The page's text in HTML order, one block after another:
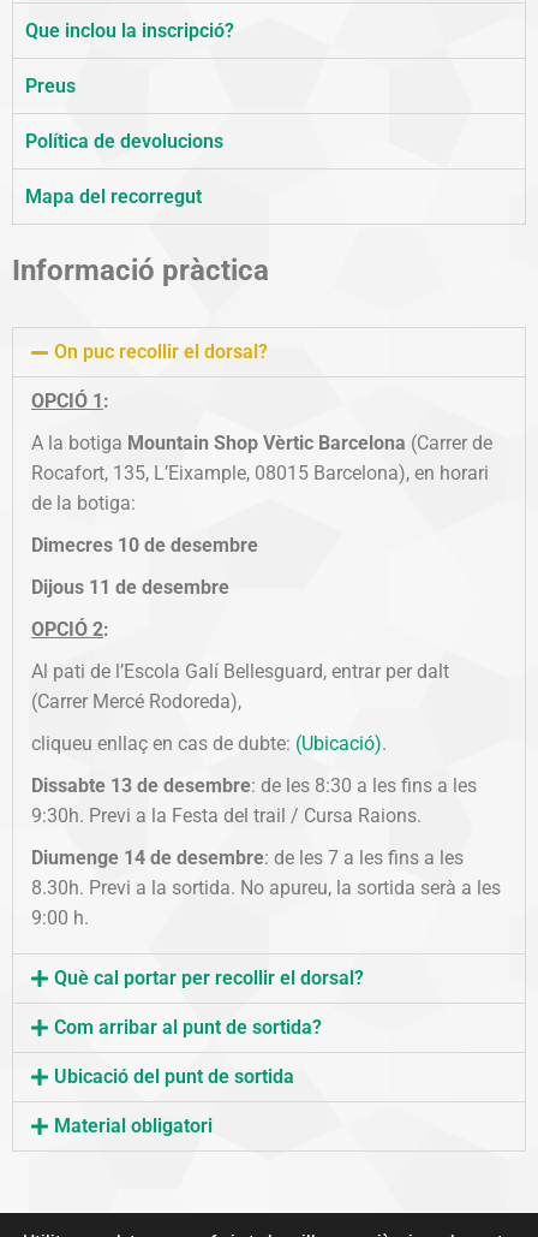
Que inclou la inscripció?
Preus
Política de devolucions
Mapa del recorregut
Informació pràctica
On puc recollir el dorsal?
OPCIÓ 1 :
A la botiga Mountain Shop Vèrtic Barcelona (Carrer de
Rocafort, 135, L’Eixample, 08015 Barcelona), en horari
de la botiga:
Dimecres 10 de desembre
Dijous 11 de desembre
OPCIÓ 2:
Al pati de l’Escola Galí Bellesguard, entrar per dalt
(Carrer Mercé Rodoreda),
cliqueu enllaç en cas de dubte: (Ubicació).
Dissabte 13 de desembre: de les 8:30 a les fins a les
9:30h. Previ a la Festa del trail / Cursa Raions.
Diumenge 14 de desembre: de les 7 a les fins a les
8.30h. Previ a la sortida. No apureu, la sortida serà a les
9:00 h.
Què cal portar per recollir el dorsal?
Com arribar al punt de sortida?
Ubicació del punt de sortida
Material obligatori